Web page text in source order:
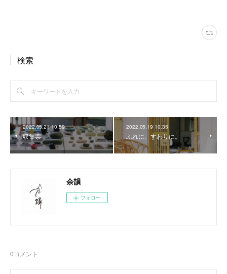
検索
2022.05.21 10:59
収集票
2022.05.19 10:35
ふれに、すわりに。
余韻
フォロー
0コメント